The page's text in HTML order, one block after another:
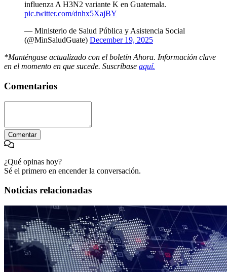
influenza A H3N2 variante K en Guatemala.
pic.twitter.com/dnhx5XajBY
— Ministerio de Salud Pública y Asistencia Social
(@MinSaludGuate) December 19, 2025
*Manténgase actualizado con el boletín Ahora. Información clave
en el momento en que sucede. Suscríbase aquí.
Comentarios
Comentar
¿Qué opinas hoy?
Sé el primero en encender la conversación.
Noticias relacionadas